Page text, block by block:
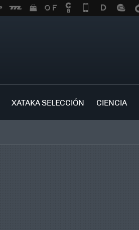
XATAKA SELECCIÓN CIENCIA